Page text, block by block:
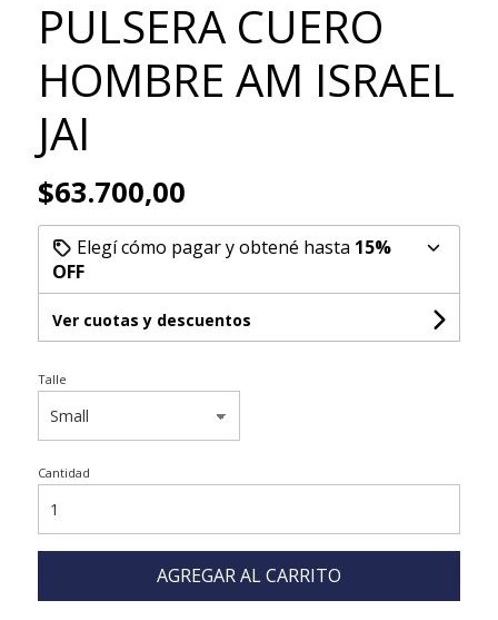
PULSERA CUERO
HOMBRE AM ISRAEL
JAI
$63.700,00
Elegí cómo pagar y obtené hasta 15%
OFF
Ver cuotas y descuentos
Talle
Cantidad
AGREGAR AL CARRITO